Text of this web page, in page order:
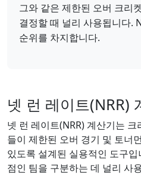
그와 같은 제한된 오버 크리
결정할 때 널리 사용됩니다.
순위를 차지합니다.
넷 런 레이트(NRR)
넷 런 레이트(NRR) 계산기는
들이 제한된 오버 경기 및 토너
있도록 설계된 실용적인 도구
점인 팀을 구분하는 데 널리 사